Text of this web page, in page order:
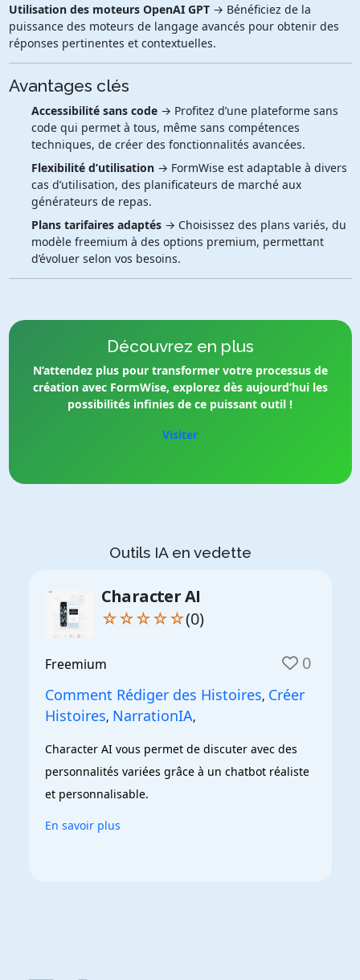
Utilisation des moteurs OpenAI GPT→ Bénéficiez de la
puissance des moteurs de langage avancés pour obtenir des
réponses pertinentes et contextuelles.
Avantages clés
Accessibilité sans code→ Profitez d’une plateforme sans
code qui permet à tous, même sans compétences
techniques, de créer des fonctionnalités avancées.
Flexibilité d’utilisation→ FormWise est adaptable à divers
cas d’utilisation, des planificateurs de marché aux
générateurs de repas.
Plans tarifaires adaptés→ Choisissez des plans variés, du
modèle freemium à des options premium, permettant
d’évoluer selon vos besoins.
Découvrez en plus
N’attendez plus pour transformer votre processus de
création avec FormWise, explorez dès aujourd’hui les
possibilités infinies de ce puissant outil !
Visiter
Outils IA en vedette
Character AI
☆☆☆☆☆(0)
Freemium 0
Comment Rédiger des Histoires, Créer
Histoires, NarrationIA,
Character AI vous permet de discuter avec des
personnalités variées grâce à un chatbot réaliste
et personnalisable.
En savoir plus